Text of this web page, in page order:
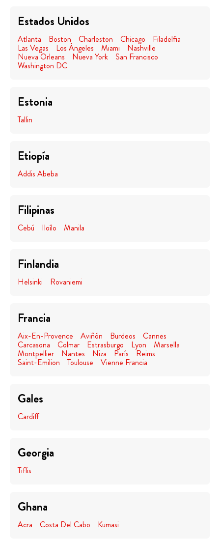
Estados Unidos
Atlanta Boston Charleston Chicago Filadelfia
Las Vegas Los Ángeles Miami Nashville
Nueva Orleans Nueva York San Francisco
Washington DC
Estonia
Tallin
Etiopía
Addis Abeba
Filipinas
Cebú Iloílo Manila
Finlandia
Helsinki Rovaniemi
Francia
Aix-En-Provence Aviñón Burdeos Cannes
Carcasona Colmar Estrasburgo Lyon Marsella
Montpellier Nantes Niza París Reims
Saint-Emilion Toulouse Vienne Francia
Gales
Cardiff
Georgia
Tiflis
Ghana
Acra Costa Del Cabo Kumasi